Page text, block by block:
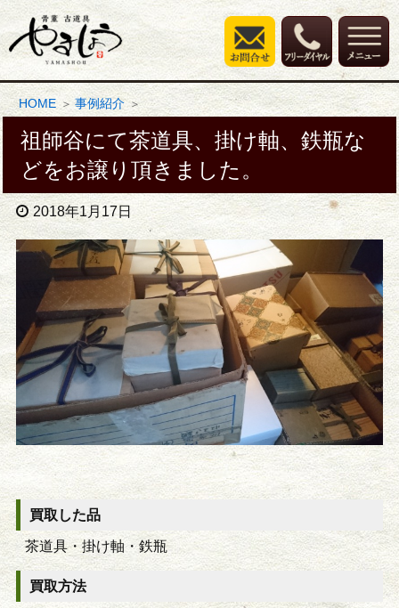
HOME 事例紹介
祖師谷にて茶道具、掛け軸、鉄瓶な
どをお譲り頂きました。
2018年1月17日
買取した品
茶道具・掛け軸・鉄瓶
買取方法